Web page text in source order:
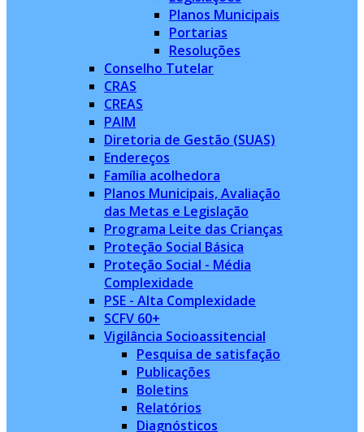
Planos Municipais
Portarias
Resoluções
Conselho Tutelar
CRAS
CREAS
PAIM
Diretoria de Gestão (SUAS)
Endereços
Família acolhedora
Planos Municipais, Avaliação
das Metas e Legislação
Programa Leite das Crianças
Proteção Social Básica
Proteção Social - Média
Complexidade
PSE - Alta Complexidade
SCFV 60+
Vigilância Socioassitencial
Pesquisa de satisfação
Publicações
Boletins
Relatórios
Diagnósticos